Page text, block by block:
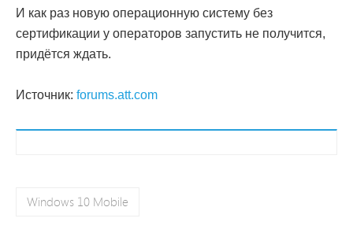
И как раз новую операционную систему без
сертификации у операторов запустить не получится,
придётся ждать.
Источник: forums.att.com
Windows 10 Mobile